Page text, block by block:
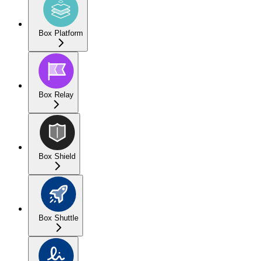
Box Platform
Box Relay
Box Shield
Box Shuttle